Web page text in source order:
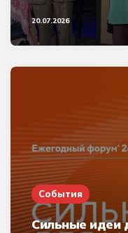
20.07.2026
События
Сильные идеи